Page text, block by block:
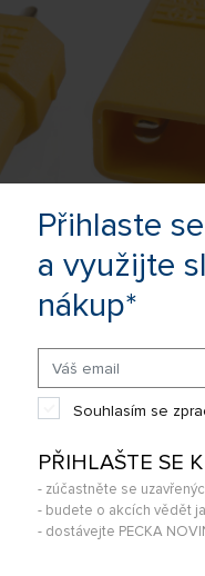
Přihlaste
a využijte
nákup*
Souhlasím se
PŘIHLAŠTE SE
- zúčastněte se
- budete o akcích vědět
- dostávejte PECKA